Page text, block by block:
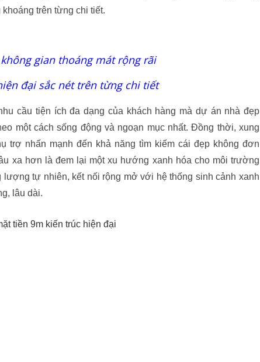
trên từng chi tiết.
gian thoáng mát rộng rãi
đại sắc nét trên từng chi tiết
cầu tiện ích đa dạng của khách hàng mà dự án nhà đẹp
một cách sống động và ngoạn mục nhất. Đồng thời, xung
trợ nhấn mạnh đến khả năng tìm kiếm cái đẹp không đơn
xa hơn là đem lại một xu hướng xanh hóa cho môi trường
tự nhiên, kết nối rộng mở với hệ thống sinh cảnh xanh
lâu dài.
tiền 9m kiến trúc hiện đại